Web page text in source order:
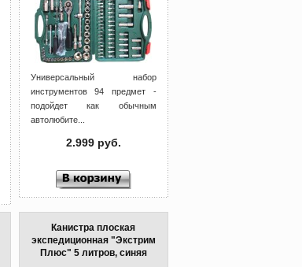
Универсальный набор
инструментов 94 предмет -
подойдет как обычным
автолюбите...
2.999 руб.
Канистра плоская
экспедиционная "Экстрим
Плюс" 5 литров, синяя